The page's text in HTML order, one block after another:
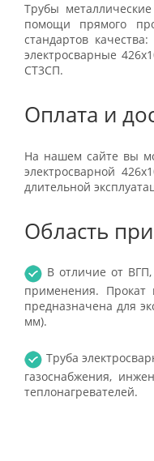
Трубы
помощи прямого
стандартов
электросварные
СТ3СП.
Оплата и
На нашем сайте вы
электросварной
длительной
Область
В отличие от
применения. Прокат
предназначена для
мм).
Труба
газоснабжения,
теплонагревателей.